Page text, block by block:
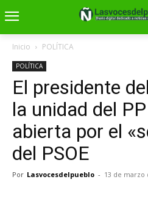
Inicio POLÍTICA
POLÍTICA
El presidente
la unidad del
abierta por el
del PSOE
Por Lasvocesdelpueblo - 13 de marzo